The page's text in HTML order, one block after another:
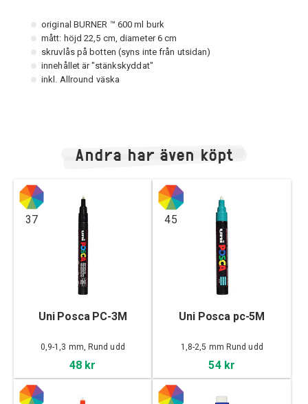
original BURNER ™ 600 ml burk
mått: höjd 22,5 cm, diameter 6 cm
skruvlås på botten (syns inte från utsidan)
innehållet är "stänkskyddat"
inkl. Allround väska
Andra har även köpt
37
Uni Posca PC-3M
0,9-1,3 mm, Rund udd
48 kr
45
Uni Posca pc-5M
1,8-2,5 mm Rund udd
54 kr